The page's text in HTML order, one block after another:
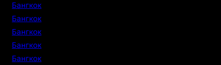
Бангкок
Бангкок
Бангкок
Бангкок
Бангкок